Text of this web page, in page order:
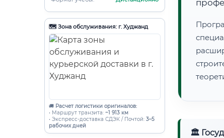
🗺️ Зона обслуживания: г. Худжанд
🚚 Расчет логистики оригиналов:
• Маршрут транзита: ~1 913 км
• Экспресс-доставка СДЭК / Почтой: 3–5
рабочих дней
🏛